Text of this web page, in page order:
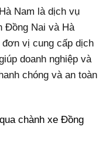
Nam là dịch vụ
Đồng Nai và Hà
vị cung cấp dịch
doanh nghiệp và
chóng và an toàn
chành xe Đồng